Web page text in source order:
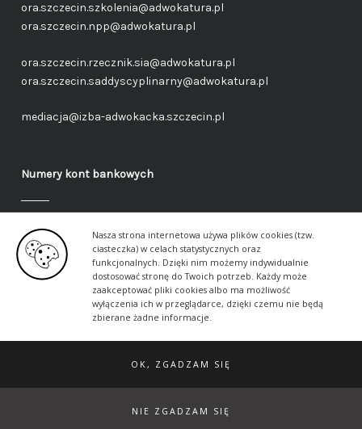
Nasza strona internetowa używa plików cookies (tzw.
ciasteczka) w celach statystycznych oraz
funkcjonalnych. Dzięki nim możemy indywidualnie
dostosować stronę do Twoich potrzeb. Każdy może
zaakceptować pliki cookies albo ma możliwość
wyłączenia ich w przeglądarce, dzięki czemu nie będą
zbierane żadne informacje.
OK, ZGADZAM SIĘ
NIE ZGADZAM SIĘ
ora.szczecin.szkolenia@adwokatura.pl
ora.szczecin.npp@adwokatura.pl
ora.szczecin.rzecznik.sia@adwokatura.pl
ora.szczecin.saddyscyplinarny@adwokatura.pl
mediacja@izba-adwokacka.szczecin.pl
Numery kont bankowych
Fundusz administracyjny – ogólny
40 1050 1559 1000 0090 3288 6591
Fundusz aplikancki – ogólny
17 1050 1559 1000 0090 3288 6617